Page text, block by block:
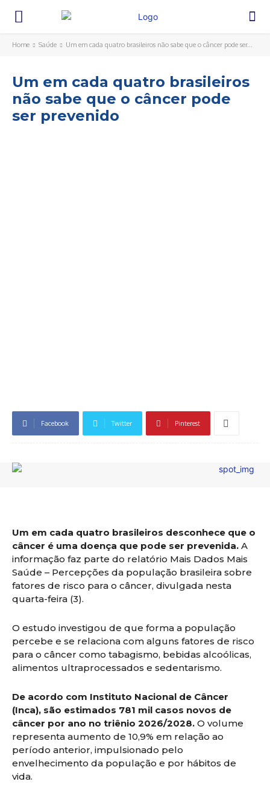
Home Saúde Um em cada quatro brasileiros não sabe que o câncer pode ser...
Um em cada quatro brasileiros
não sabe que o câncer pode
ser prevenido
Facebook Twitter Pinterest
Um em cada quatro brasileiros desconhece que o
câncer é uma doença que pode ser prevenida. A
informação faz parte do relatório Mais Dados Mais
Saúde – Percepções da população brasileira sobre
fatores de risco para o câncer, divulgada nesta
quarta-feira (3).
O estudo investigou de que forma a população
percebe e se relaciona com alguns fatores de risco
para o câncer como tabagismo, bebidas alcoólicas,
alimentos ultraprocessados e sedentarismo.
De acordo com Instituto Nacional de Câncer
(Inca), são estimados 781 mil casos novos de
câncer por ano no triênio 2026/2028. O volume
representa aumento de 10,9% em relação ao
período anterior, impulsionado pelo
envelhecimento da população e por hábitos de
vida.